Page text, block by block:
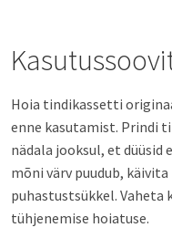
Hoia tindikassetti
enne kasutamist. Prindi
nädala jooksul, et düüsid
mõni värv puudub,
puhastustsükkel. Vaheta
tühjenemise hoiatuse.